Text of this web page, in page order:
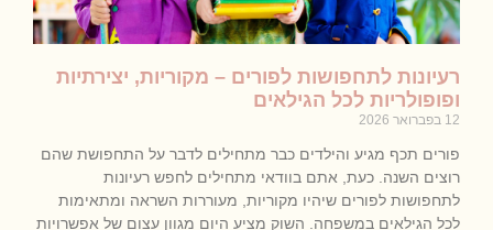
רעיונות לתחפושות לפורים – מקוריות, יצירתיות
ופופולריות לכל הגילאים
12 בפברואר 2026
פורים תכף מגיע והילדים כבר מתחילים לדבר על התחפושת שהם
רוצים השנה. כעת, אתם בוודאי מתחילים לחפש רעיונות
לתחפושות לפורים שיהיו מקוריות, מעוררות השראה ומתאימות
לכל הגילאים במשפחה. השוק מציע היום מגוון עצום של אפשרויות